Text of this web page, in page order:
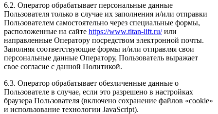
6.2. Оператор обрабатывает персональные данные
Пользователя только в случае их заполнения и/или отправки
Пользователем самостоятельно через специальные формы,
расположенные на сайте https://www.titan-lift.ru/или
направленные Оператору посредством электронной почты.
Заполняя соответствующие формы и/или отправляя свои
персональные данные Оператору, Пользователь выражает
свое согласие с данной Политикой.
6.3. Оператор обрабатывает обезличенные данные о
Пользователе в случае, если это разрешено в настройках
браузера Пользователя (включено сохранение файлов «cookie»
и использование технологии JavaScript).